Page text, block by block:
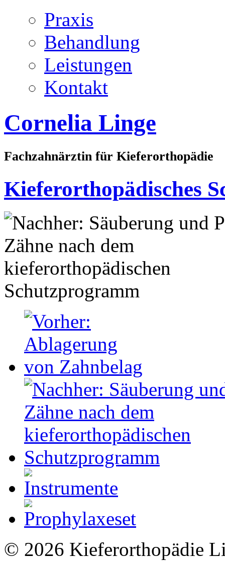
Praxis
Behandlung
Leistungen
Kontakt
Cornelia Linge
Fachzahnärztin für Kieferorthopädie
Kieferorthopädisches
© 2026 Kieferorthopädie